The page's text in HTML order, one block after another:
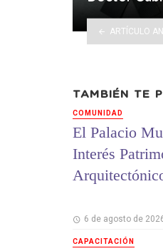
ARTÍCULO
TAMBIÉN TE
COMUNIDAD
El Palacio
Interés
6 de agosto de
CAPACITACIÓN